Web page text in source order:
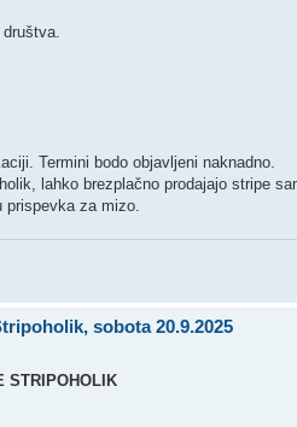
Termini bodo objavljeni naknadno.
lahko brezplačno prodajajo stripe
prispevka za mizo.
sobota 20.9.2025
STRIPOHOLIK